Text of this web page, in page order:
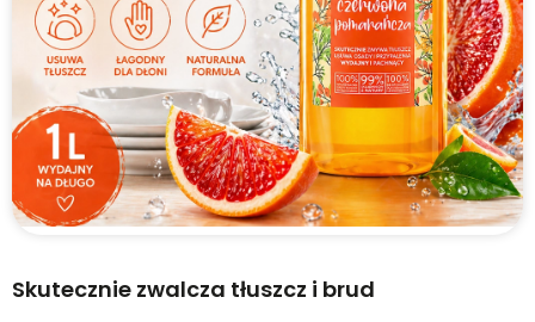
Skutecznie zwalcza tłuszcz i brud